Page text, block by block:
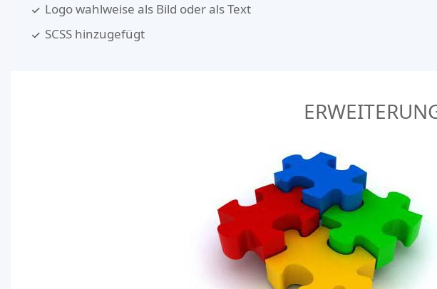
Logo wahlweise als Bild oder als Text
SCSS hinzugefügt